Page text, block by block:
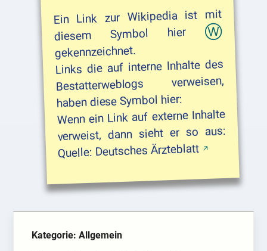
Ein Link zur Wikipedia ist mit
diesem Symbol hier
gekennzeichnet.
Links die auf interne Inhalte des
Bestatterweblogs verweisen,
haben diese Symbol hier:
Wenn ein Link auf externe Inhalte
verweist, dann sieht er so aus:
Quelle: Deutsches Ärzteblatt
Kategorie: Allgemein